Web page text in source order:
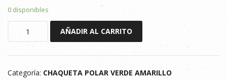
0 disponibles
VISIBILIDAD
AÑADIR AL CARRITO
Categoría: CHAQUETA POLAR VERDE AMARILLO